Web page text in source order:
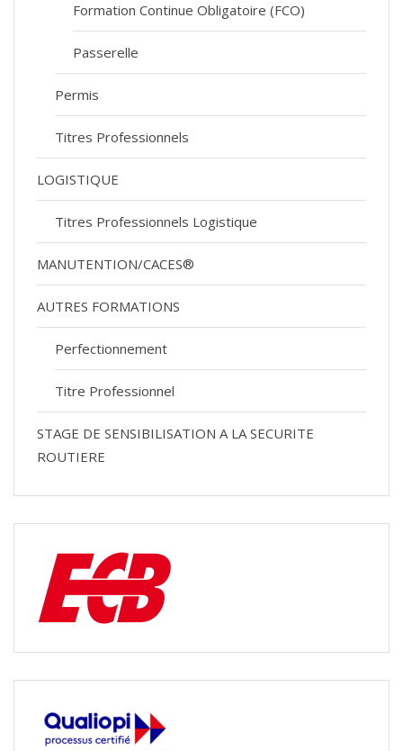
Formation Continue Obligatoire (FCO)
Passerelle
Permis
Titres Professionnels
LOGISTIQUE
Titres Professionnels Logistique
MANUTENTION/CACES®
AUTRES FORMATIONS
Perfectionnement
Titre Professionnel
STAGE DE SENSIBILISATION A LA SECURITE
ROUTIERE